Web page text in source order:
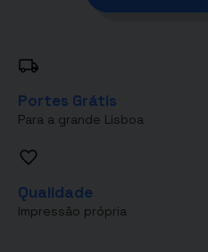
Portes Grátis
Para a grande Lisboa
Qualidade
Impressão própria